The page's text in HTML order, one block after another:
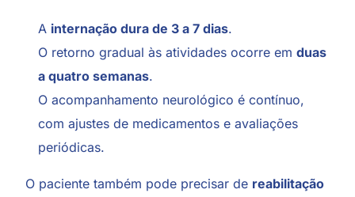
A internação dura de 3 a 7 dias.
O retorno gradual às atividades ocorre emduas
a quatro semanas.
O acompanhamento neurológico é contínuo,
com ajustes de medicamentos e avaliações
periódicas.
O paciente também pode precisar de reabilitação